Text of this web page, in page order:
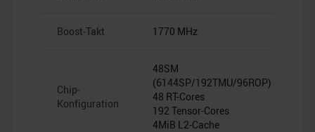
Boost-Takt 1770 MHz
Chip-
Konfiguration
48SM
(6144SP/192TMU/96ROP)
48 RT-Cores
192 Tensor-Cores
4MiB L2-Cache